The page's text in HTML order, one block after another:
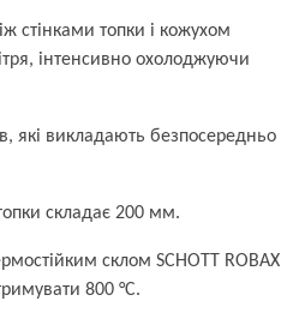
стінками топки і кожухом
інтенсивно охолоджуючи
які викладають безпосередньо
складає 200 мм.
склом SCHOTT ROBAX
800 °С.